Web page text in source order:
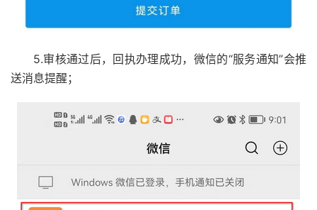
5.审核通过后，回执办理成功，微信的“服务通知”会推
送消息提醒；